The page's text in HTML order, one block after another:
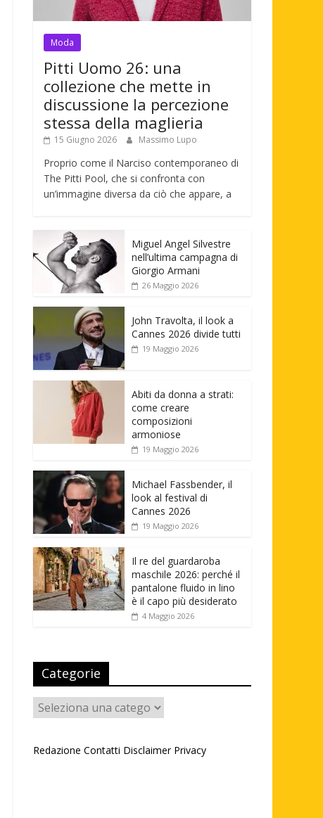
Moda
Pitti Uomo 26: una
collezione che mette in
discussione la percezione
stessa della maglieria
15 Giugno 2026 Massimo Lupo
Proprio come il Narciso contemporaneo di
The Pitti Pool, che si confronta con
un’immagine diversa da ciò che appare, a
Miguel Angel Silvestre
nell’ultima campagna di
Giorgio Armani
26 Maggio 2026
John Travolta, il look a
Cannes 2026 divide tutti
19 Maggio 2026
Abiti da donna a strati:
come creare
composizioni
armoniose
19 Maggio 2026
Michael Fassbender, il
look al festival di
Cannes 2026
19 Maggio 2026
Il re del guardaroba
maschile 2026: perché il
pantalone fluido in lino
è il capo più desiderato
4 Maggio 2026
Categorie
Categorie
Redazione Contatti Disclaimer Privacy